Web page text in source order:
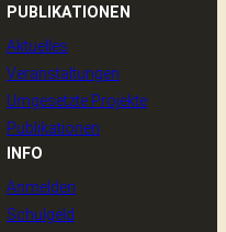
PUBLIKATIONEN
Aktuelles
Veranstaltungen
Umgesetzte Projekte
Publikationen
INFO
Anmelden
Schulgeld